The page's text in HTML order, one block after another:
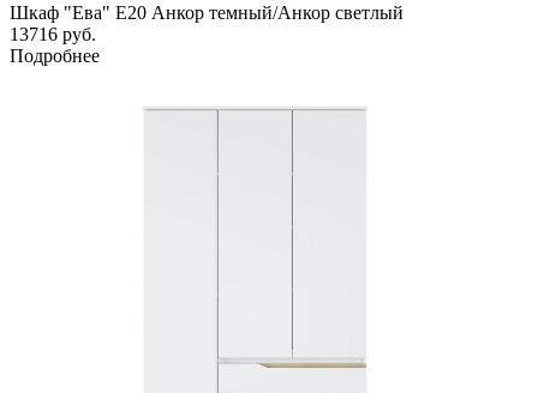
Шкаф "Ева" Е20 Анкор темный/Анкор светлый
13716 руб.
Подробнее